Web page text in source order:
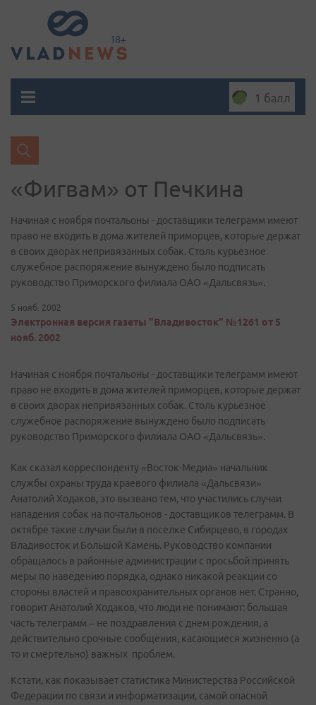
1 балл
«Фигвам» от Печкина
Начиная с ноября почтальоны - доставщики телеграмм имеют
право не входить в дома жителей приморцев, которые держат
в своих дворах непривязанных собак. Столь курьезное
служебное распоряжение вынуждено было подписать
руководство Приморского филиала ОАО «Дальсвязь».
5 нояб. 2002
Электронная версия газеты "Владивосток" №1261 от 5
нояб. 2002
Начиная с ноября почтальоны - доставщики телеграмм имеют
право не входить в дома жителей приморцев, которые держат
в своих дворах непривязанных собак. Столь курьезное
служебное распоряжение вынуждено было подписать
руководство Приморского филиала ОАО «Дальсвязь».
Как сказал корреспонденту «Восток-Медиа» начальник
службы охраны труда краевого филиала «Дальсвязи»
Анатолий Ходаков, это вызвано тем, что участились случаи
нападения собак на почтальонов - доставщиков телеграмм. В
октябре такие случаи были в поселке Сибирцево, в городах
Владивосток и Большой Камень. Руководство компании
обращалось в районные администрации с просьбой принять
меры по наведению порядка, однако никакой реакции со
стороны властей и правоохранительных органов нет. Странно,
говорит Анатолий Ходаков, что люди не понимают: большая
часть телеграмм – не поздравления с днем рождения, а
действительно срочные сообщения, касающиеся жизненно (а
то и смертельно) важных проблем.
Кстати, как показывает статистика Министерства Российской
Федерации по связи и информатизации, самой опасной